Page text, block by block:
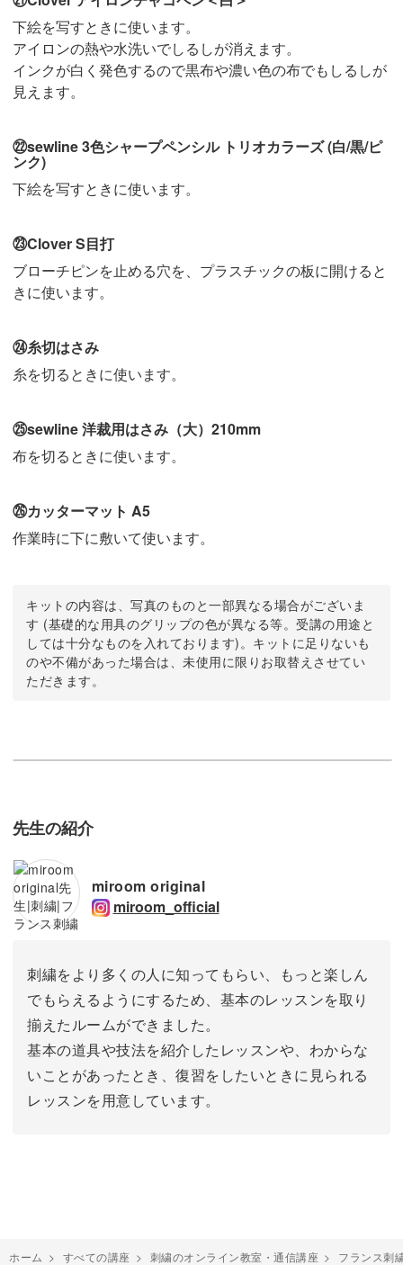
下絵を写すときに使います。
アイロンの熱や水洗いでしるしが消えます。
インクが白く発色するので黒布や濃い色の布でもしるしが
見えます。
㉒sewline 3色シャープペンシル トリオカラーズ (白/黒/ピ
ンク)
下絵を写すときに使います。
㉓Clover S目打
ブローチピンを止める穴を、プラスチックの板に開けると
きに使います。
㉔糸切はさみ
糸を切るときに使います。
㉕sewline 洋裁用はさみ（大）210mm
布を切るときに使います。
㉖カッターマット A5
作業時に下に敷いて使います。
キットの内容は、写真のものと一部異なる場合がございま
す (基礎的な用具のグリップの色が異なる等。受講の用途と
しては十分なものを入れております)。キットに足りないも
のや不備があった場合は、未使用に限りお取替えさせてい
ただきます。
先生の紹介
miroom original
miroom_official
刺繍をより多くの人に知ってもらい、もっと楽しん
でもらえるようにするため、基本のレッスンを取り
揃えたルームができました。
基本の道具や技法を紹介したレッスンや、わからな
いことがあったとき、復習をしたいときに見られる
レッスンを用意しています。
ホーム > すべての講座 > 刺繍のオンライン教室・通信講座 > フランス刺